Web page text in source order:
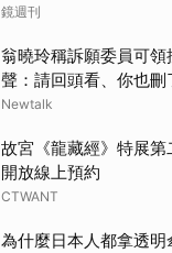
鏡週刊
翁曉玲稱訴願委員可
聲：請回頭看、你也刪
Newtalk
故宮《龍藏經》特展
開放線上預約
CTWANT
為什麼日本人都拿透
取消